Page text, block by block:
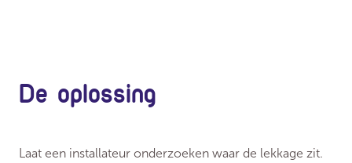
De oplossing
Laat een installateur onderzoeken waar de lekkage zit.